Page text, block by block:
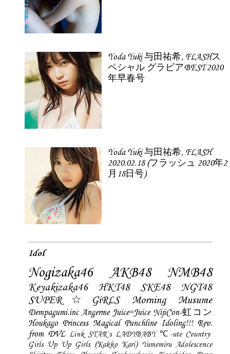
Yoda Yuki 与田祐希, FLASHス
ペシャル グラビアBEST 2020
年早春号
Yoda Yuki 与田祐希, FLASH
2020.02.18 (フラッシュ 2020年2
月18日号)
Idol
Nogizaka46 AKB48 NMB48
Keyakizaka46 HKT48 SKE48
NGT48
SUPER☆GiRLS
Morning Musume
Dempagumi.inc Angerme Juice=Juice NijiCon-虹コン
Houkago Princess Magical Punchline Idoling!!! Rev.
from DVL Link STAR`s LADYBABY ℃-ute Country
Girls Up Up Girls (Kakko Kari) Yumemiru Adolescence